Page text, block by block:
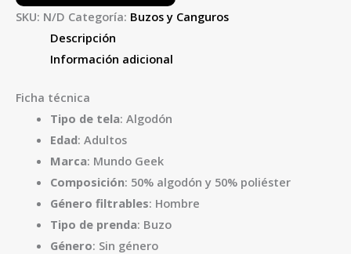
SKU: N/D Categoría: Buzos y Canguros
Descripción
Información adicional
Ficha técnica
Tipo de tela: Algodón
Edad: Adultos
Marca: Mundo Geek
Composición: 50% algodón y 50% poliéster
Género filtrables: Hombre
Tipo de prenda: Buzo
Género: Sin género